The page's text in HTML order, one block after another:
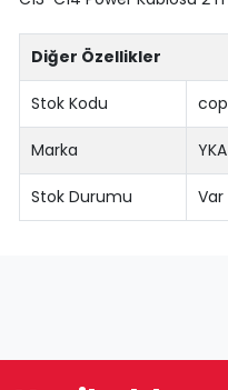
Diğer Özellikler
Stok Kodu
Marka YKA
Stok Durumu Var